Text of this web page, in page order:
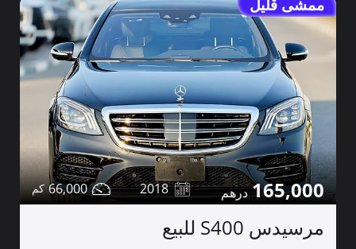
ممشى قليل
165,000
2018
66,000
مرسيدس S400 للبيع